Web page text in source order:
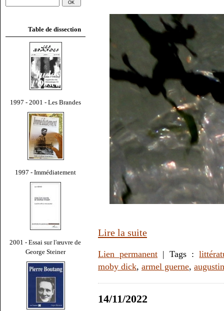
Table de dissection
1997 - 2001 - Les Brandes
1997 - Immédiatement
2001 - Essai sur l'œuvre de
George Steiner
Lire la suite
Lien permanent | Tags :
moby dick, armel guerne,
14/11/2022